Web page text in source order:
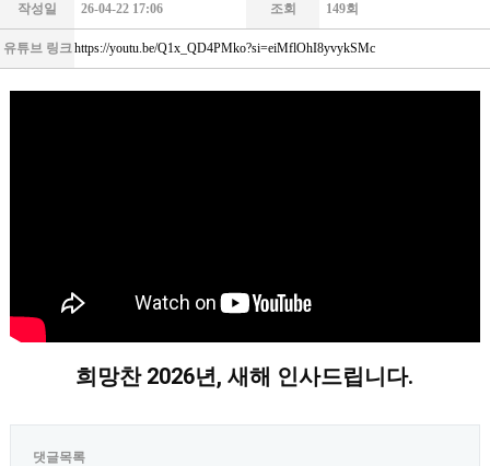
작성일 26-04-22 17:06 조회 149회
유튜브 링크https://youtu.be/Q1x_QD4PMko?si=eiMflOhI8yvykSMc
희망찬 2026년, 새해 인사드립니다.
댓글목록